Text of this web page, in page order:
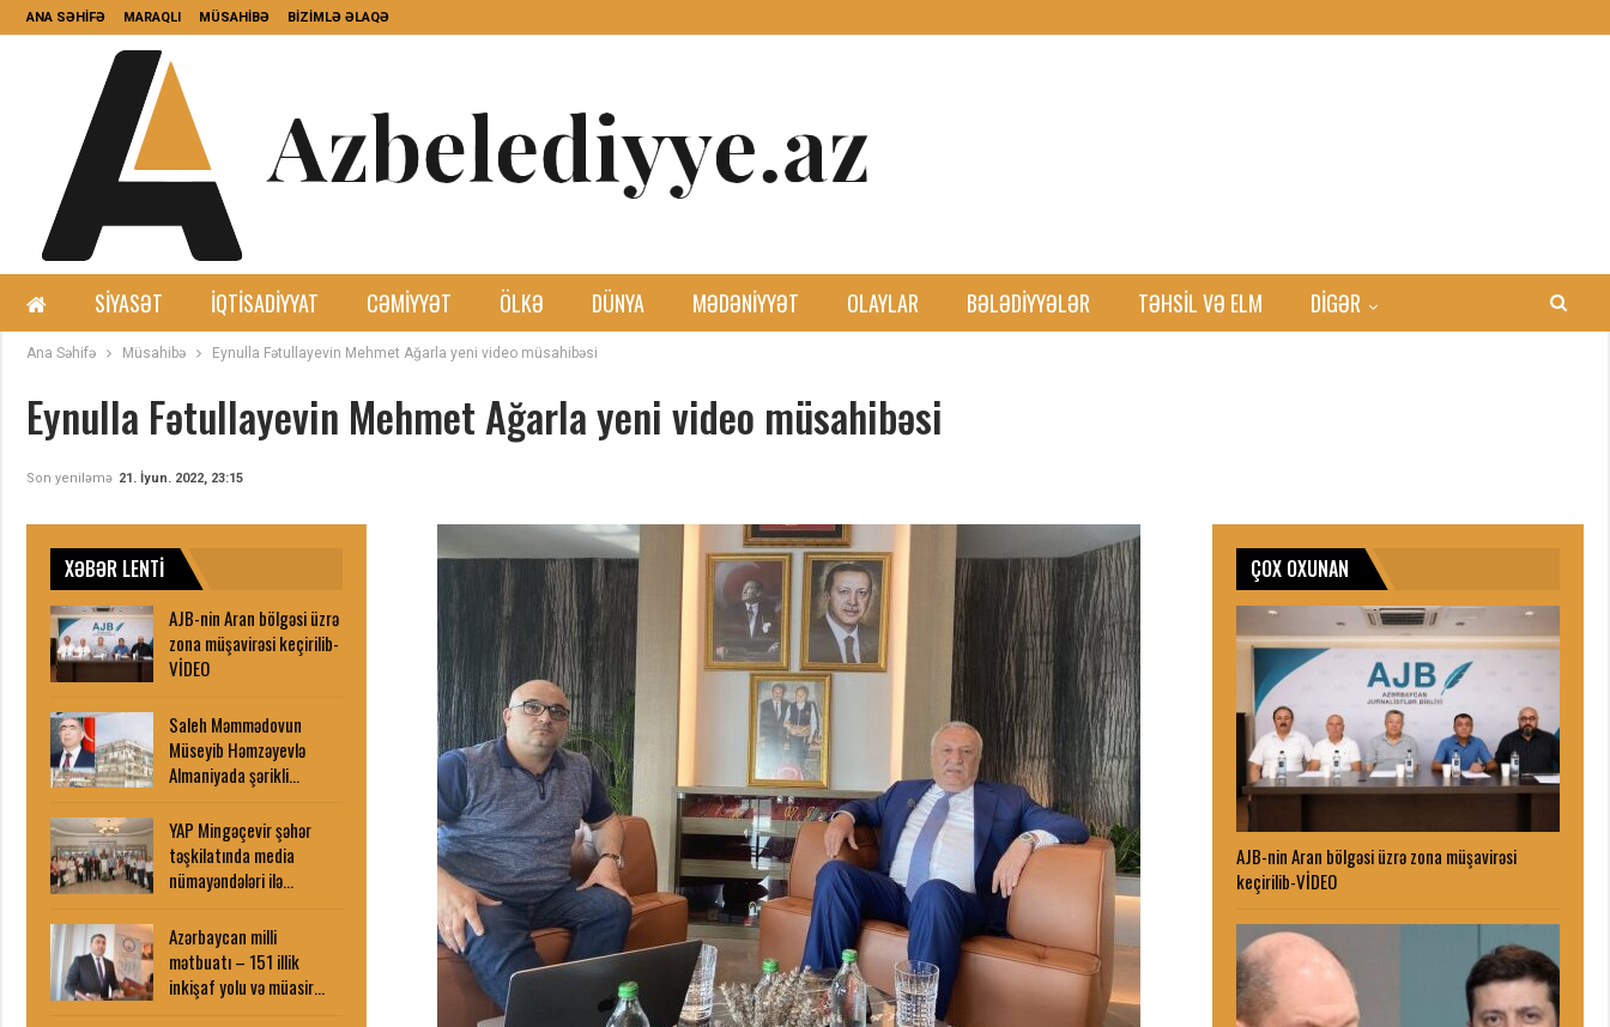
ANA SƏHİFƏ MARAQLI MÜSAHİBƏ BİZİMLƏ ƏLAQƏ
SIYASƏT İQTISADIYYAT CƏMIYYƏT ÖLKƏ DÜNYA MƏDƏNIYYƏT OLAYLAR BƏLƏDIYYƏLƏR TƏHSIL VƏ ELM DİGƏR
Ana Səhifə Müsahibə Eynulla Fətullayevin Mehmet Ağarla yeni video müsahibəsi
Eynulla Fətullayevin Mehmet Ağarla yeni video müsahibəsi
Son yeniləmə 21. İyun. 2022, 23:15
ÇOX OXUNAN
AJB-nin Aran bölgəsi üzrə zona müşavirəsi
keçirilib-VİDEO
XƏBƏR LENTİ
AJB-nin Aran bölgəsi üzrə
zona müşavirəsi keçirilib-
VİDEO
Saleh Məmmədovun
Müseyib Həmzəyevlə
Almaniyada şərikli…
YAP Mingəçevir şəhər
təşkilatında media
nümayəndələri ilə…
Azərbaycan milli
mətbuatı – 151 illik
inkişaf yolu və müasir…